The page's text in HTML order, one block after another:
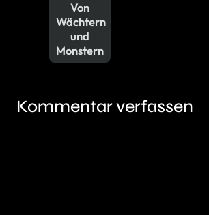
Von
Wächtern
und
Monstern
Kommentar verfassen